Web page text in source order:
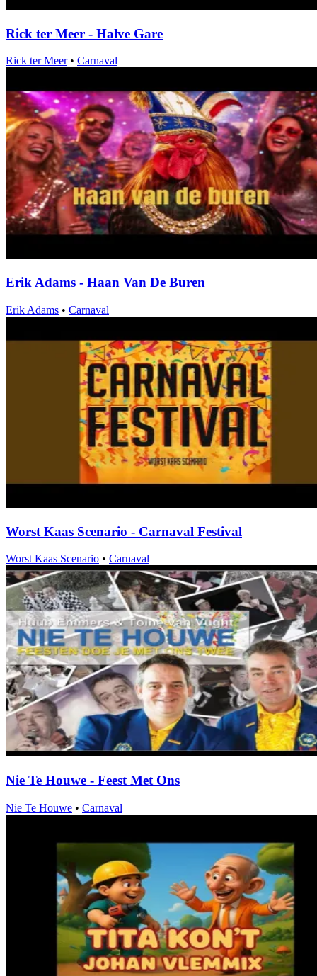
Rick ter Meer - Halve Gare
Rick ter Meer • Carnaval
Erik Adams - Haan Van De Buren
Erik Adams • Carnaval
Worst Kaas Scenario - Carnaval Festival
Worst Kaas Scenario • Carnaval
Nie Te Houwe - Feest Met Ons
Nie Te Houwe • Carnaval